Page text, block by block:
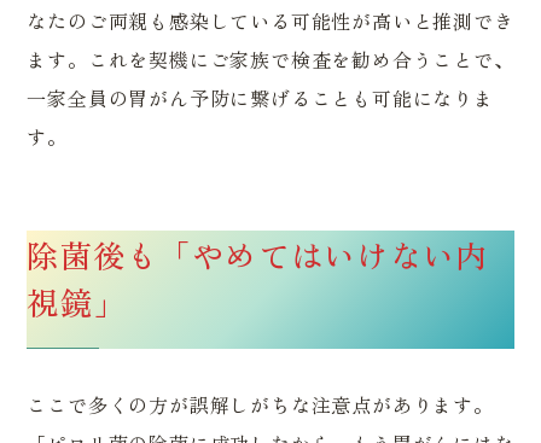
内科・一般内科 潰瘍性大腸炎・クローン病 専門外来
生活習慣病外来 漢方外来
なたのご両親も感染している可能性が高いと推測でき
ます。これを契機にご家族で検査を勧め合うことで、
一家全員の胃がん予防に繋げることも可能になりま
す。
除菌後も「やめてはいけない内
視鏡」
ここで多くの方が誤解しがちな注意点があります。